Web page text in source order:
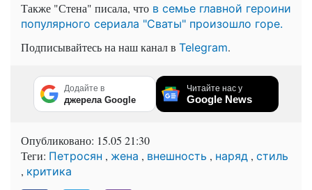
Также "Стена" писала, что в семье главной героини
популярного сериала "Сваты" произошло горе.
Подписывайтесь на наш канал в Telegram.
Додайте в
джерела Google
Читайте нас у
Google News
Опубликовано: 15.05 21:30
Теги: Петросян , жена , внешность , наряд , стиль
, критика